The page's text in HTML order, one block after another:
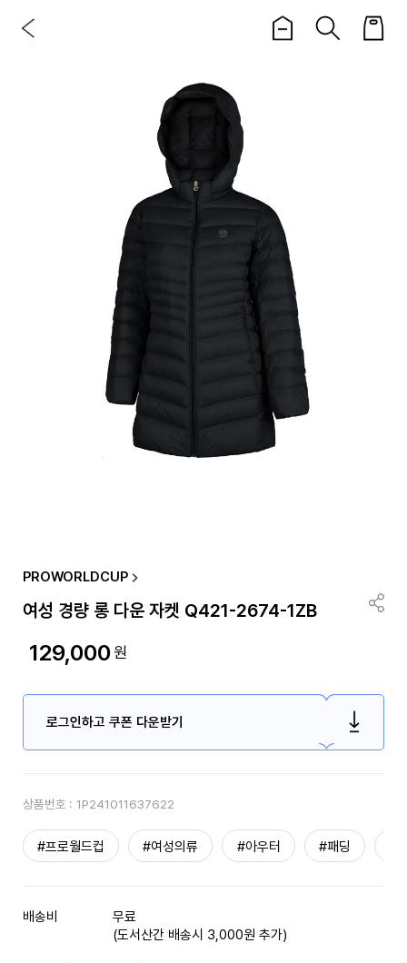
PROWORLDCUP
여성 경량 롱 다운 자켓 Q421-2674-1ZB
129,000원
로그인하고 쿠폰 다운받기
상품번호 : 1P241011637622
#프로월드컵 #여성의류 #아우터 #패딩
배송비
무료
(도서산간 배송시 3,000원 추가)